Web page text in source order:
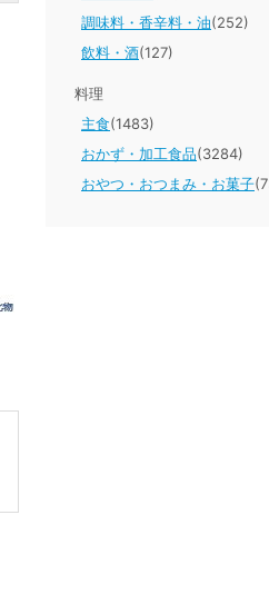
調味料・香辛料・油(252)
飲料・酒(127)
料理
主食(1483)
おかず・加工食品(3284)
おやつ・おつまみ・お菓子